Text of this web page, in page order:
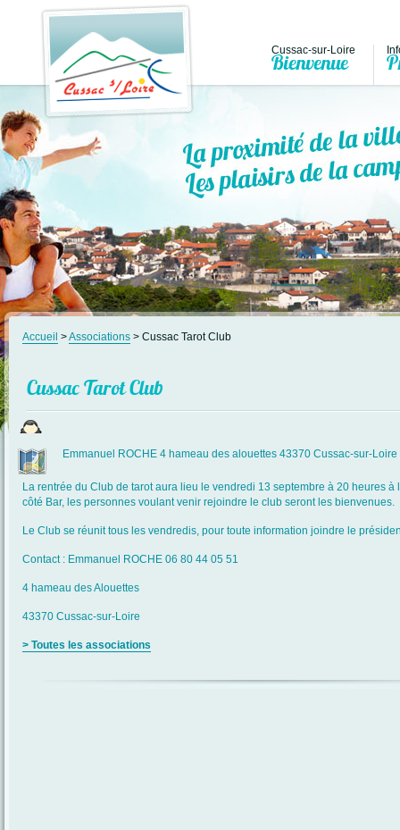
Cussac-sur-Loire
Bienvenue
Accueil >Associations > Cussac Tarot Club
Cussac Tarot Club
Emmanuel ROCHE 4 hameau des alouettes 43370 Cussac-sur-
La rentrée du Club de tarot aura lieu le vendredi 13 septembre à 20 heures à
côté Bar, les personnes voulant venir rejoindre le club seront les bienvenues.
Le Club se réunit tous les vendredis, pour toute information joindre le
Contact : Emmanuel ROCHE 06 80 44 05 51
4 hameau des Alouettes
43370 Cussac-sur-Loire
> Toutes les associations